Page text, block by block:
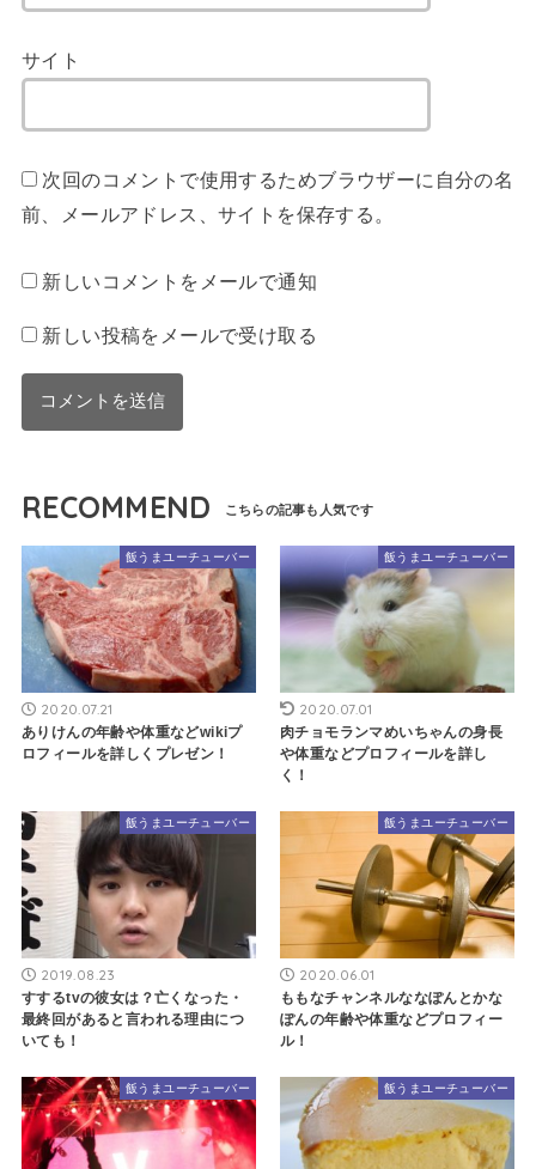
サイト
次回のコメントで使用するためブラウザーに自分の名
前、メールアドレス、サイトを保存する。
新しいコメントをメールで通知
新しい投稿をメールで受け取る
RECOMMEND
飯うまユーチューバー
2020.07.21
ありけんの年齢や体重などwikiプ
ロフィールを詳しくプレゼン！
飯うまユーチューバー
2020.07.01
肉チョモランマめいちゃんの身長
や体重などプロフィールを詳し
く！
飯うまユーチューバー
2019.08.23
すするtvの彼女は？亡くなった・
最終回があると言われる理由につ
いても！
飯うまユーチューバー
2020.06.01
ももなチャンネルななぽんとかな
ぽんの年齢や体重などプロフィー
ル！
飯うまユーチューバー 飯うまユーチューバー